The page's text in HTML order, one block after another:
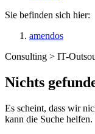
Sie befinden sich hier:
amendos
Consulting > IT-
Nichts
Es scheint, dass wir
kann die Suche helfen.